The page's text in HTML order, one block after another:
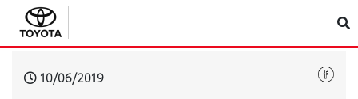
Sản phẩm
10/06/2019